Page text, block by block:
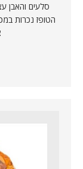
סלעים והאבן
הטופז נכרות